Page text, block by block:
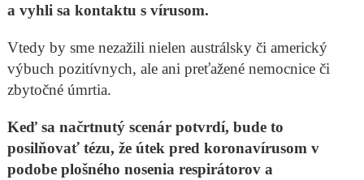
a vyhli sa kontaktu s vírusom.
Vtedy by sme nezažili nielen austrálsky či americký
výbuch pozitívnych, ale ani preťažené nemocnice či
zbytočné úmrtia.
Keď sa načrtnutý scenár potvrdí, bude to
posilňovať tézu, že útek pred koronavírusom v
podobe plošného nosenia respirátorov a